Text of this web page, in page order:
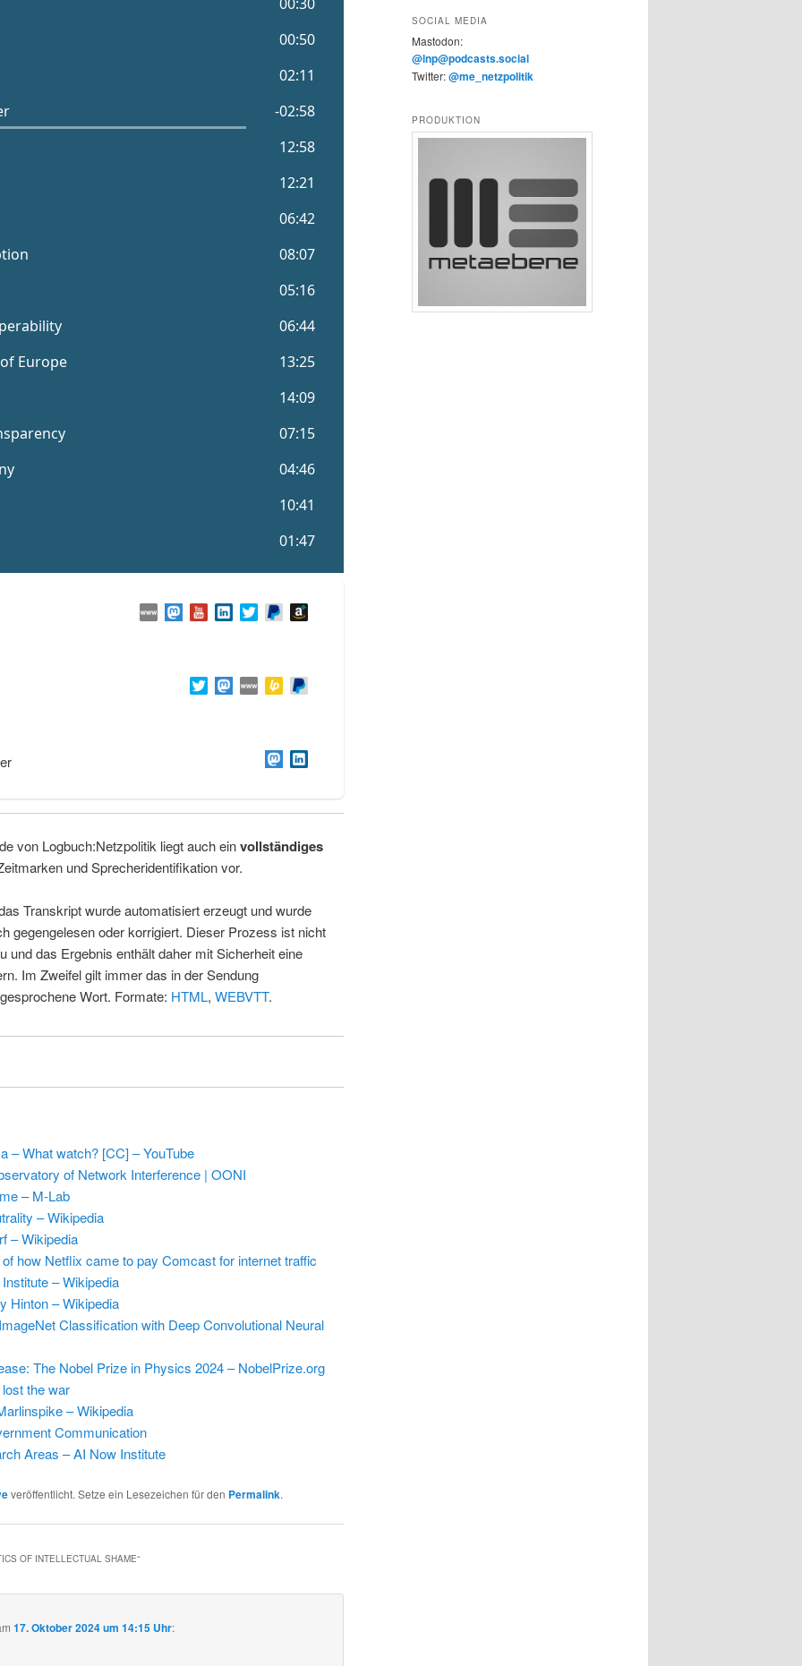
von Logbuch:Netzpolitik liegt auch einvollständiges
und Sprecheridentifikation vor.
Transkript wurde automatisiert erzeugt und wurde
gegengelesen oder korrigiert. Dieser Prozess ist nicht
und das Ergebnis enthält daher mit Sicherheit eine
Im Zweifel gilt immer das in der Sendung
Wort. Formate: HTML, WEBVTT.
– What watch? [CC] – YouTube
of Network Interference | OONI
– M-Lab
– Wikipedia
– Wikipedia
how Netflix came to pay Comcast for internet traffic
– Wikipedia
Hinton – Wikipedia
ImageNet Classification with Deep Convolutional Neural
The Nobel Prize in Physics 2024 – NobelPrize.org
the war
– Wikipedia
Communication
Areas – AI Now Institute
veröffentlicht. Setze ein Lesezeichen für den Permalink.
OF INTELLECTUAL SHAME“
17. Oktober 2024 um 14:15 Uhr:
SOCIAL MEDIA
Mastodon:
@lnp@podcasts.social
Twitter:@me_netzpolitik
PRODUKTION